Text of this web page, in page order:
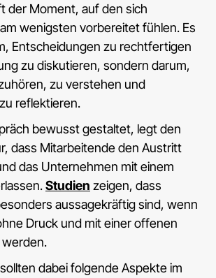
der Moment, auf den sich
wenigsten vorbereitet fühlen. Es
Entscheidungen zu rechtfertigen
zu diskutieren, sondern darum,
zu verstehen und
reflektieren.
bewusst gestaltet, legt den
dass Mitarbeitende den Austritt
das Unternehmen mit einem
Studien zeigen, dass
aussagekräftig sind, wenn
Druck und mit einer offenen
dabei folgende Aspekte im